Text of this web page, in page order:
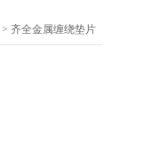
> 齐全金属缠绕垫片